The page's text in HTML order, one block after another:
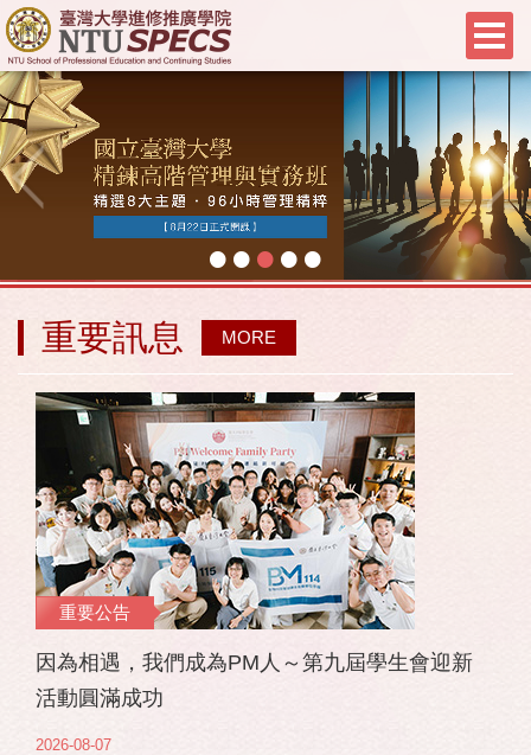
•••••
重要訊息 MORE
重要公告
因為相遇，我們成為PM人～第九屆學生會迎新
活動圓滿成功
2026-08-07